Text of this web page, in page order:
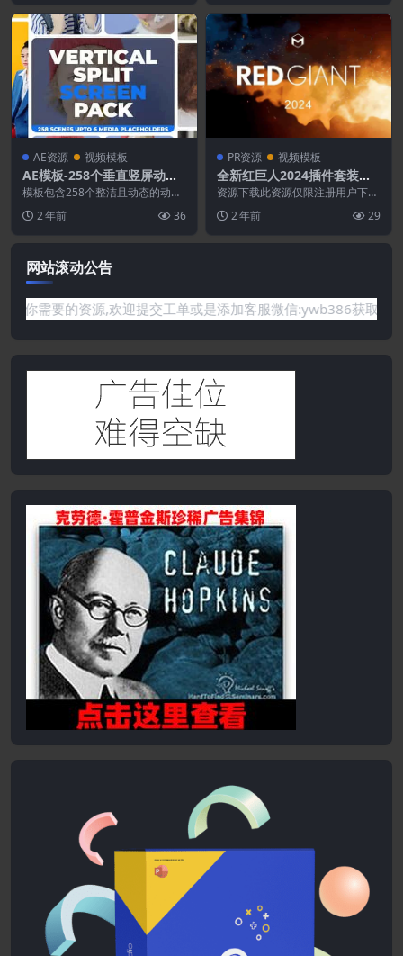
AE资源 视频模板
AE模板-258个垂直竖屏动态
画面拼贴视频分屏预设
模板包含258个整洁且动态的动画
屏可显示并增强您的...
2 年前 36
PR资源 视频模板
全新红巨人2024插件套装合
集
资源下载此资源仅限注册用户下
保证所有资源永久更新资...
2 年前 29
网站滚动公告
要的资源,欢迎提交工单或是添加客服微信:ywb386获取帮助！